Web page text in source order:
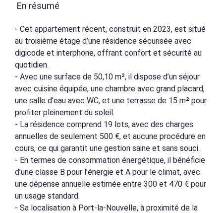
En résumé
- Cet appartement récent, construit en 2023, est situé
au troisième étage d’une résidence sécurisée avec
digicode et interphone, offrant confort et sécurité au
quotidien.
- Avec une surface de 50,10 m², il dispose d’un séjour
avec cuisine équipée, une chambre avec grand placard,
une salle d’eau avec WC, et une terrasse de 15 m² pour
profiter pleinement du soleil.
- La résidence comprend 19 lots, avec des charges
annuelles de seulement 500 €, et aucune procédure en
cours, ce qui garantit une gestion saine et sans souci.
- En termes de consommation énergétique, il bénéficie
d’une classe B pour l’énergie et A pour le climat, avec
une dépense annuelle estimée entre 300 et 470 € pour
un usage standard.
- Sa localisation à Port-la-Nouvelle, à proximité de la